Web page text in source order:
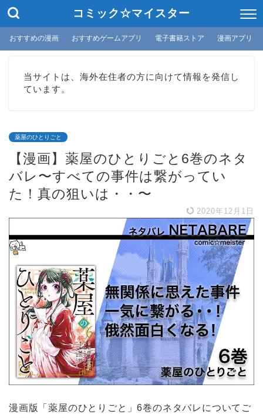
コミック☆マイスター
おすすめの漫画 おすすめゲームアプリ 電子書籍ストア 漫画アプリ
当サイトは、海外在住者の方に向けて情報を発信し
ています。
薬屋のひとりごと
【漫画】薬屋のひとりごと6巻のネタ
バレ〜すべての事件は繋がってい
た！真の狙いは・・〜
2020年12月1日
漫画版「薬屋のひとりごと」6巻のネタバレについてご